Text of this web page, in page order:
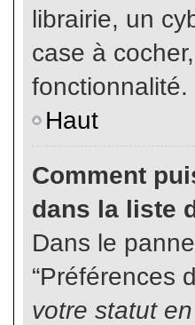
librairie, un
case à
fonctionnalité.
Haut
Comment
dans la liste
Dans le
“Préférences
votre statut